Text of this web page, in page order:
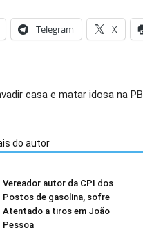
Telegram X
casa e matar idosa na PB
do autor
Vereador autor da CPI dos
Postos de gasolina, sofre
Atentado a tiros em João
Pessoa